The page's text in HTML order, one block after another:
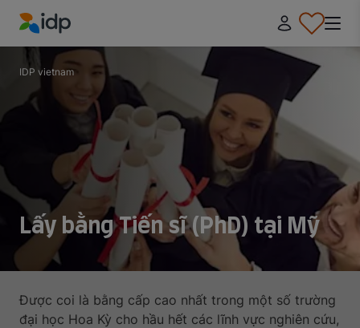
IDP Education
IDP vietnam
Lấy bằng Tiến sĩ (PhD) tại Mỹ
Được coi là bằng cấp cao nhất trong một số trường
đại học Hoa Kỳ cho hầu hết các lĩnh vực nghiên cứu,